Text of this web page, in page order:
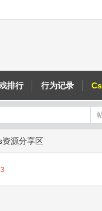
排行 行为记录
资源分享区
3